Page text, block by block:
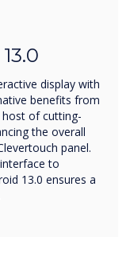
display with
benefits from
host of cutting-
the overall
panel.
to
13.0 ensures a